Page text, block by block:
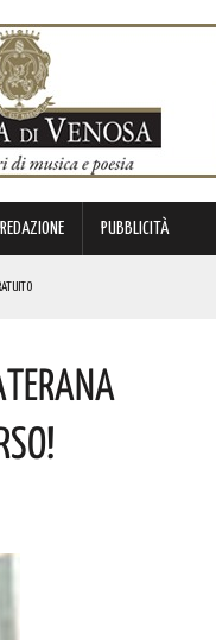
REDAZIONE PUBBLICITÀ